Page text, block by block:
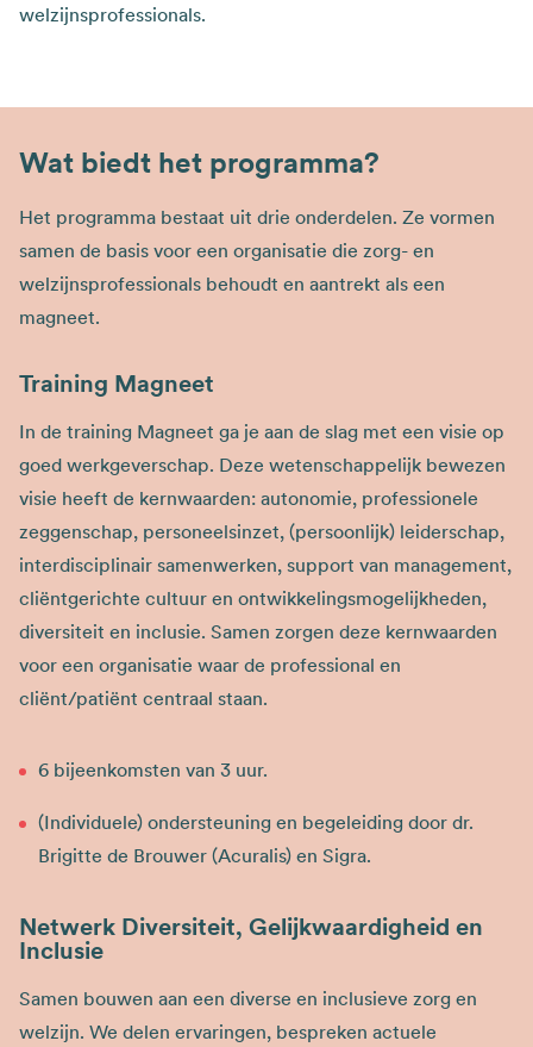
welzijnsprofessionals.
Wat biedt het programma?
Het programma bestaat uit drie onderdelen. Ze vormen
samen de basis voor een organisatie die zorg- en
welzijnsprofessionals behoudt en aantrekt als een
magneet.
Training Magneet
In de training Magneet ga je aan de slag met een visie op
goed werkgeverschap. Deze wetenschappelijk bewezen
visie heeft de kernwaarden: autonomie, professionele
zeggenschap, personeelsinzet, (persoonlijk) leiderschap,
interdisciplinair samenwerken, support van management,
cliëntgerichte cultuur en ontwikkelingsmogelijkheden,
diversiteit en inclusie. Samen zorgen deze kernwaarden
voor een organisatie waar de professional en
cliënt/patiënt centraal staan.​
6 bijeenkomsten van 3 uur.​
(Individuele) ondersteuning en begeleiding door dr.
Brigitte de Brouwer (Acuralis) en Sigra.
Netwerk Diversiteit, Gelijkwaardigheid en
Inclusie
Samen bouwen aan een diverse en inclusieve zorg en
welzijn. We delen ervaringen, bespreken actuele